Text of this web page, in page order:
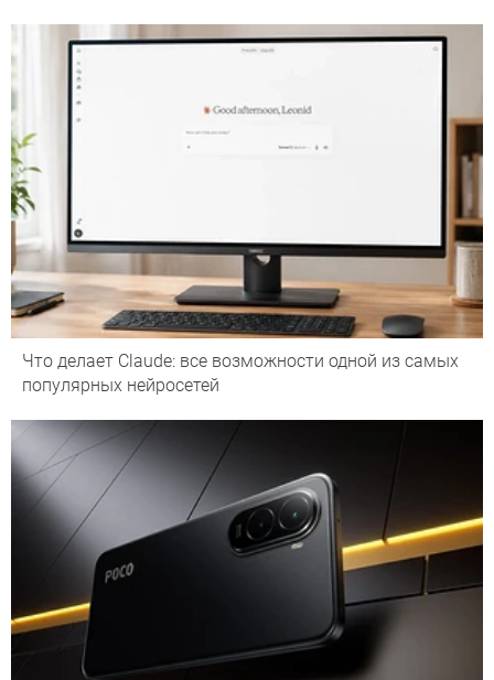
Что делает Сlaude: все возможности одной из самых
популярных нейросетей